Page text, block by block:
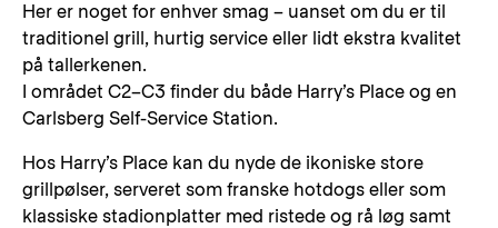
Her er noget for enhver smag – uanset om du er til
traditionel grill, hurtig service eller lidt ekstra kvalitet
på tallerkenen.
I området C2–C3 finder du både Harry’s Place og en
Carlsberg Self-Service Station.
Hos Harry’s Place kan du nyde de ikoniske store
grillpølser, serveret som franske hotdogs eller som
klassiske stadionplatter med ristede og rå løg samt